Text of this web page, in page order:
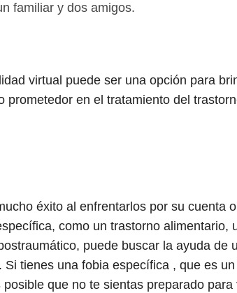
familiar y dos amigos.
virtual puede ser una opción para
prometedor en el tratamiento del
éxito al enfrentarlos por su cuenta
como un trastorno alimentario,
puede buscar la ayuda de
tienes una fobia específica , que es
que no te sientas preparado para